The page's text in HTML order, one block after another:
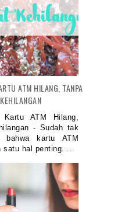
ATM HILANG, TANPA
Kartu ATM Hilang,
- Sudah tak
bahwa kartu ATM
hal penting. ...